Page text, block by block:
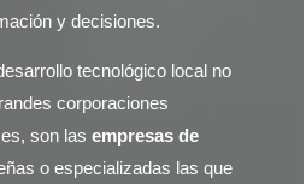
y decisiones.
tecnológico local no
corporaciones
son lasempresas de
o especializadas las que